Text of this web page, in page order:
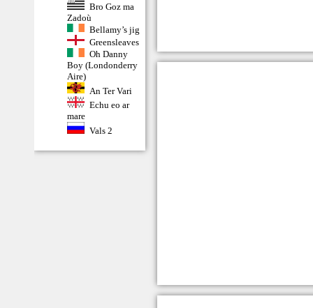
Bro Goz ma
Zadoù
Bellamy’s jig
Greensleaves
Oh Danny
Boy (Londonderry
Aire)
An Ter Vari
Echu eo ar
mare
Vals 2